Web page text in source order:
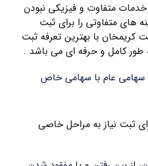
متفاوت و فیزیکی نبودن
های متفاوتی را برای ثبت
کریمخان با بهترین تعرفه ثبت
طور کامل و حرفه ای می باشد .
سهامی عام با سهامی خاص
ثبت نیاز به مراحل خاصی